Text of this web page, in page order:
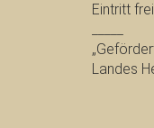
Eintritt
Landes